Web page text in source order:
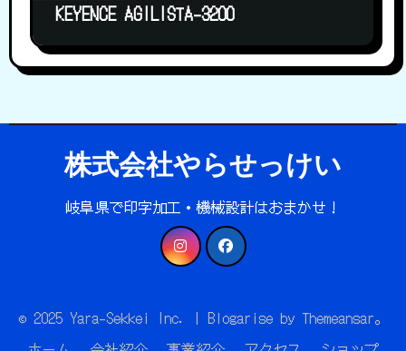
KEYENCE AGILISTA-3200
株式会社やらせっけい
岐阜県で印字加工・機械設計はおまかせ！
© 2025 Yara-Sekkei Inc. | Blogariseby Themeansar。